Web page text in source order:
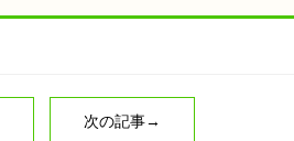
次の記事→